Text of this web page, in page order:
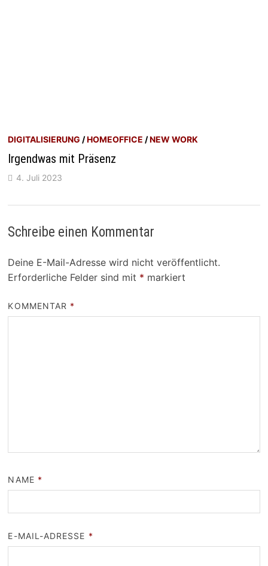
DIGITALISIERUNG /HOMEOFFICE /NEW WORK
Irgendwas mit Präsenz
4. Juli 2023
Schreibe einen Kommentar
Deine E-Mail-Adresse wird nicht veröffentlicht.
Erforderliche Felder sind mit * markiert
KOMMENTAR *
NAME *
E-MAIL-ADRESSE *